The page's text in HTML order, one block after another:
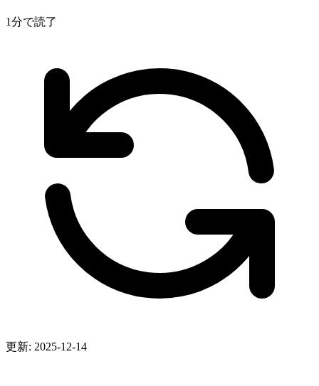
1分で読了
更新: 2025-12-14